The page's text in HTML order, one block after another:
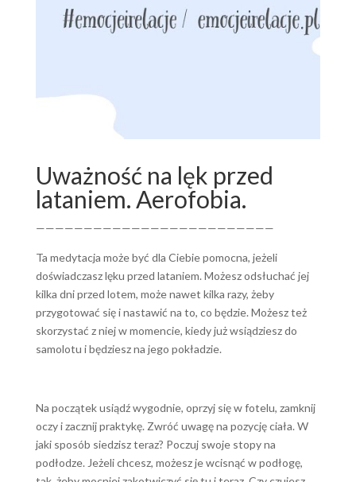
Uważność na lęk przed
lataniem. Aerofobia.
—————————————————————————
Ta medytacja może być dla Ciebie pomocna, jeżeli
doświadczasz lęku przed lataniem. Możesz odsłuchać jej
kilka dni przed lotem, może nawet kilka razy, żeby
przygotować się i nastawić na to, co będzie. Możesz też
skorzystać z niej w momencie, kiedy już wsiądziesz do
samolotu i będziesz na jego pokładzie.
Na początek usiądź wygodnie, oprzyj się w fotelu, zamknij
oczy i zacznij praktykę. Zwróć uwagę na pozycję ciała. W
jaki sposób siedzisz teraz? Poczuj swoje stopy na
podłodze. Jeżeli chcesz, możesz je wcisnąć w podłogę,